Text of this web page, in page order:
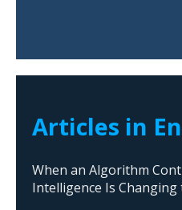
Articles in
When an Algorithm
Intelligence Is